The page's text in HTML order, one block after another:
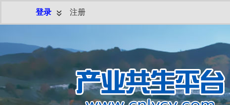
登录 注册